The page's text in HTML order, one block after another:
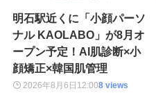
明石駅近くに「小顔パーソ
ナル KAOLABO」が8月オ
ープン予定！AI肌診断×小
顔矯正×韓国肌管理
2026年8月6日 12:008 views